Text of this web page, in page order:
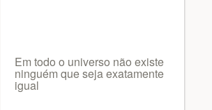
Em todo o universo não existe
ninguém que seja exatamente
igual